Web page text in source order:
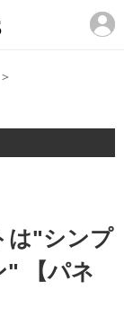
＞
は"シンプ
" 【パネ